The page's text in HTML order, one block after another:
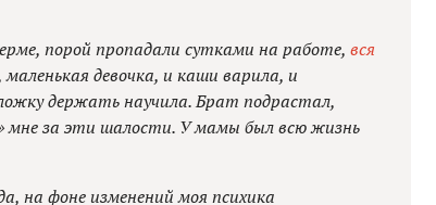
порой пропадали сутками на работе, вся
маленькая девочка, и каши варила, и
держать научила. Брат подрастал,
мне за эти шалости. У мамы был всю жизнь
на фоне изменений моя психика